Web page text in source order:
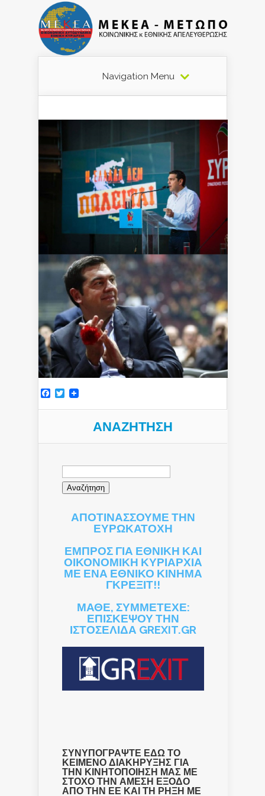
Navigation Menu
Facebook
Twitter
ΑΝΑΖΉΤΗΣΗ
Αναζήτηση
ΑΠΟΤΙΝΑΣΣΟΥΜΕ ΤΗΝ
ΕΥΡΩΚΑΤΟΧΗ
ΕΜΠΡΟΣ ΓΙΑ ΕΘΝΙΚΗ ΚΑΙ
ΟΙΚΟΝΟΜΙΚΗ ΚΥΡΙΑΡΧΙΑ
ΜΕ ΕΝΑ ΕΘΝΙΚΟ ΚΙΝΗΜΑ
ΓΚΡΕΞΙΤ!!
ΜΑΘΕ, ΣΥΜΜΕΤΕΧΕ:
ΕΠΙΣΚΕΨΟΥ ΤΗΝ
ΙΣΤΟΣΕΛΙΔΑ GREXIT.GR
ΣΥΝΥΠΟΓΡΑΨΤΕ ΕΔΩ ΤΟ
ΚΕΙΜΕΝΟ ΔΙΑΚΗΡΥΞΗΣ ΓΙΑ
ΤΗΝ ΚΙΝΗΤΟΠΟΙΗΣΗ ΜΑΣ ΜΕ
ΣΤΟΧΟ ΤΗΝ ΑΜΕΣΗ ΕΞΟΔΟ
ΑΠΟ ΤΗΝ ΕΕ ΚΑΙ ΤΗ ΡΗΞΗ ΜΕ